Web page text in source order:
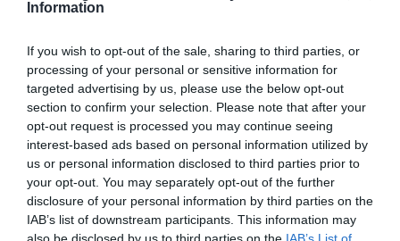
Information
If you wish to opt-out of the sale, sharing to third parties, or
processing of your personal or sensitive information for
targeted advertising by us, please use the below opt-out
section to confirm your selection. Please note that after your
opt-out request is processed you may continue seeing
interest-based ads based on personal information utilized by
us or personal information disclosed to third parties prior to
your opt-out. You may separately opt-out of the further
disclosure of your personal information by third parties on the
IAB’s list of downstream participants. This information may
ΣΧΟΛΙΑ